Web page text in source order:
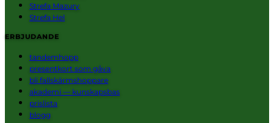
Strefa Mazury
Strefa Hel
ERBJUDANDE
tandemhopp
presentkort som gåva
bli fallskärmshoppare
akademi — kunskapsbas
prislista
blogg